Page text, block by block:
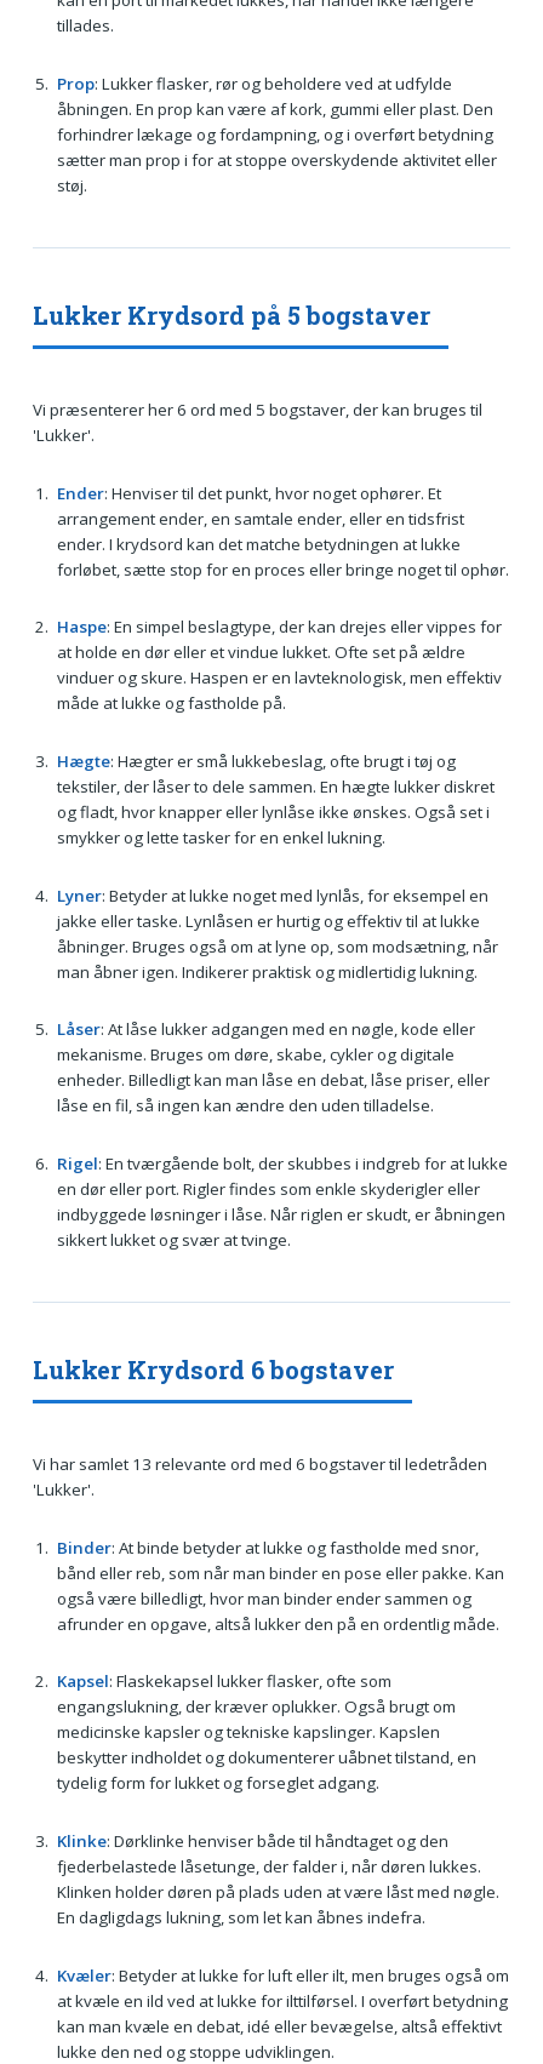
tillades.
Prop: Lukker flasker, rør og beholdere ved at udfylde
åbningen. En prop kan være af kork, gummi eller plast. Den
forhindrer lækage og fordampning, og i overført betydning
sætter man prop i for at stoppe overskydende aktivitet eller
støj.
Lukker Krydsord på 5 bogstaver
Vi præsenterer her 6 ord med 5 bogstaver, der kan bruges til
'Lukker'.
Ender: Henviser til det punkt, hvor noget ophører. Et
arrangement ender, en samtale ender, eller en tidsfrist
ender. I krydsord kan det matche betydningen at lukke
forløbet, sætte stop for en proces eller bringe noget til ophør.
Haspe: En simpel beslagtype, der kan drejes eller vippes for
at holde en dør eller et vindue lukket. Ofte set på ældre
vinduer og skure. Haspen er en lavteknologisk, men effektiv
måde at lukke og fastholde på.
Hægte: Hægter er små lukkebeslag, ofte brugt i tøj og
tekstiler, der låser to dele sammen. En hægte lukker diskret
og fladt, hvor knapper eller lynlåse ikke ønskes. Også set i
smykker og lette tasker for en enkel lukning.
Lyner: Betyder at lukke noget med lynlås, for eksempel en
jakke eller taske. Lynlåsen er hurtig og effektiv til at lukke
åbninger. Bruges også om at lyne op, som modsætning, når
man åbner igen. Indikerer praktisk og midlertidig lukning.
Låser: At låse lukker adgangen med en nøgle, kode eller
mekanisme. Bruges om døre, skabe, cykler og digitale
enheder. Billedligt kan man låse en debat, låse priser, eller
låse en fil, så ingen kan ændre den uden tilladelse.
Rigel: En tværgående bolt, der skubbes i indgreb for at lukke
en dør eller port. Rigler findes som enkle skyderigler eller
indbyggede løsninger i låse. Når riglen er skudt, er åbningen
sikkert lukket og svær at tvinge.
Lukker Krydsord 6 bogstaver
Vi har samlet 13 relevante ord med 6 bogstaver til ledetråden
'Lukker'.
Binder: At binde betyder at lukke og fastholde med snor,
bånd eller reb, som når man binder en pose eller pakke. Kan
også være billedligt, hvor man binder ender sammen og
afrunder en opgave, altså lukker den på en ordentlig måde.
Kapsel: Flaskekapsel lukker flasker, ofte som
engangslukning, der kræver oplukker. Også brugt om
medicinske kapsler og tekniske kapslinger. Kapslen
beskytter indholdet og dokumenterer uåbnet tilstand, en
tydelig form for lukket og forseglet adgang.
Klinke: Dørklinke henviser både til håndtaget og den
fjederbelastede låsetunge, der falder i, når døren lukkes.
Klinken holder døren på plads uden at være låst med nøgle.
En dagligdags lukning, som let kan åbnes indefra.
Kvæler: Betyder at lukke for luft eller ilt, men bruges også om
at kvæle en ild ved at lukke for ilttilførsel. I overført betydning
kan man kvæle en debat, idé eller bevægelse, altså effektivt
lukke den ned og stoppe udviklingen.